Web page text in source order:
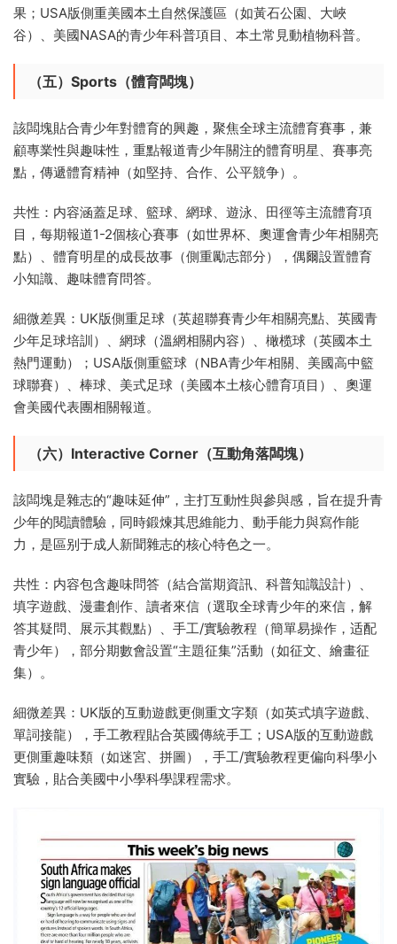
果；USA版側重美國本土自然保護區（如黃石公園、大峽
谷）、美國NASA的青少年科普項目、本土常見動植物科普。
（五）Sports（體育闆塊）
該闆塊貼合青少年對體育的興趣，聚焦全球主流體育賽事，兼
顧專業性與趣味性，重點報道青少年關注的體育明星、賽事亮
點，傳遞體育精神（如堅持、合作、公平競争）。
共性：内容涵蓋足球、籃球、網球、遊泳、田徑等主流體育項
目，每期報道1-2個核心賽事（如世界杯、奧運會青少年相關亮
點）、體育明星的成長故事（側重勵志部分），偶爾設置體育
小知識、趣味體育問答。
細微差異：UK版側重足球（英超聯賽青少年相關亮點、英國青
少年足球培訓）、網球（溫網相關内容）、橄榄球（英國本土
熱門運動）；USA版側重籃球（NBA青少年相關、美國高中籃
球聯賽）、棒球、美式足球（美國本土核心體育項目）、奧運
會美國代表團相關報道。
（六）Interactive Corner（互動角落闆塊）
該闆塊是雜志的“趣味延伸”，主打互動性與參與感，旨在提升青
少年的閱讀體驗，同時鍛煉其思維能力、動手能力與寫作能
力，是區别于成人新聞雜志的核心特色之一。
共性：内容包含趣味問答（結合當期資訊、科普知識設計）、
填字遊戲、漫畫創作、讀者來信（選取全球青少年的來信，解
答其疑問、展示其觀點）、手工/實驗教程（簡單易操作，适配
青少年），部分期數會設置“主題征集”活動（如征文、繪畫征
集）。
細微差異：UK版的互動遊戲更側重文字類（如英式填字遊戲、
單詞接龍），手工教程貼合英國傳統手工；USA版的互動遊戲
更側重趣味類（如迷宮、拼圖），手工/實驗教程更偏向科學小
實驗，貼合美國中小學科學課程需求。